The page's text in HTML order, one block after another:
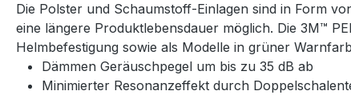
Die Polster und Schaumstoff-Einlagen sind in Form
eine längere Produktlebensdauer möglich. Die 3M™
Helmbefestigung sowie als Modelle in grüner
Dämmen Geräuschpegel um bis zu 35 dB ab
Minimierter Resonanzeffekt durch